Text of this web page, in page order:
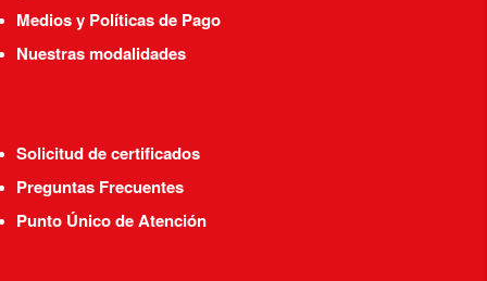
Medios y Políticas de Pago
Nuestras modalidades
Solicitud de certificados
Preguntas Frecuentes
Punto Único de Atención